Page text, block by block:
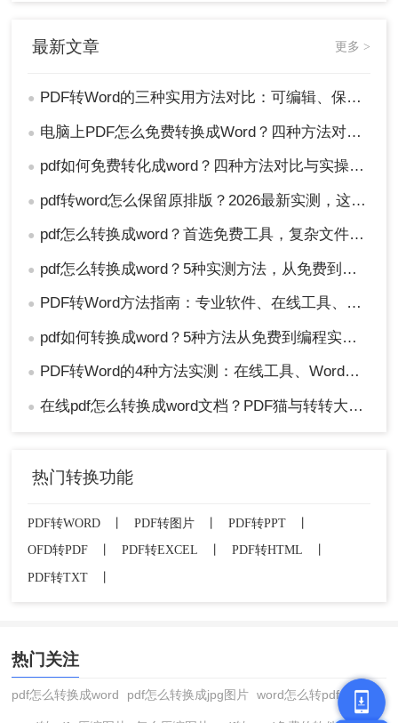
最新文章 更多 >
● PDF转Word的三种实用方法对比：可编辑、保格式、避风险！
● 电脑上PDF怎么免费转换成Word？四种方法对比与实操指南（附详细表格）!
● pdf如何免费转化成word？四种方法对比与实操指南（附详细表格）
● pdf转word怎么保留原排版？2026最新实测，这5种方法从免费到专业全搞定！
● pdf怎么转换成word？首选免费工具，复杂文件再上专业软件！
● pdf怎么转换成word？5种实测方法，从免费到专业全攻略！
● PDF转Word方法指南：专业软件、在线工具、Word内置与改后缀名4种方案对比！
● pdf如何转换成word？5种方法从免费到编程实测对比！
● PDF转Word的4种方法实测：在线工具、Word、Adobe与开源软件对比！！
● 在线pdf怎么转换成word文档？PDF猫与转转大师2种在线工具使用指南与功能对比！
热门转换功能
PDF转WORD 丨 PDF转图片 丨 PDF转PPT
丨
OFD转PDF
PDF转EXCEL PDF转HTML
PDF转TXT
热门关注
pdf怎么转换成word pdf怎么转换成jpg图片 word怎么转pdf